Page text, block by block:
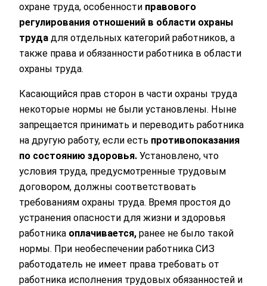
охране труда, особенности правового
регулирования отношений в области охраны
труда для отдельных категорий работников, а
также права и обязанности работника в области
охраны труда.
Касающийся прав сторон в части охраны труда
некоторые нормы не были установлены. Ныне
запрещается принимать и переводить работника
на другую работу, если есть противопоказания
по состоянию здоровья. Установлено, что
условия труда, предусмотренные трудовым
договором, должны соответствовать
требованиям охраны труда. Время простоя до
устранения опасности для жизни и здоровья
работника оплачивается, ранее не было такой
нормы. При необеспечении работника СИЗ
работодатель не имеет права требовать от
работника исполнения трудовых обязанностей и